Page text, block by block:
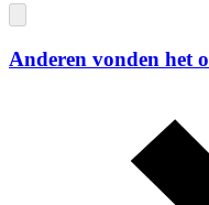
Anderen vonden het